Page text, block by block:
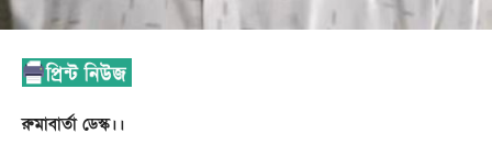
রুমাবার্তা ডেস্ক।।